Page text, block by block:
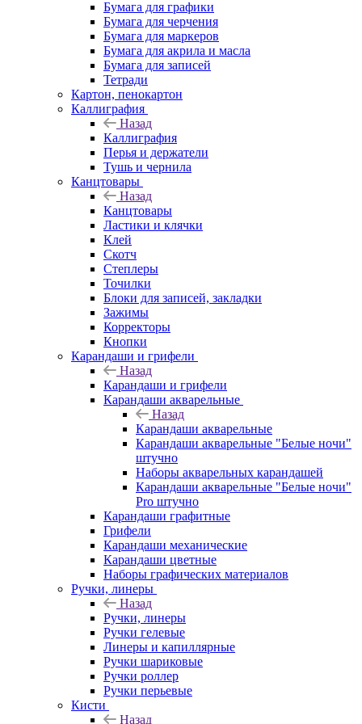
Бумага для графики
Бумага для черчения
Бумага для маркеров
Бумага для акрила и масла
Бумага для записей
Тетради
Картон, пенокартон
Каллиграфия
Назад
Каллиграфия
Перья и держатели
Тушь и чернила
Канцтовары
Назад
Канцтовары
Ластики и клячки
Клей
Скотч
Степлеры
Точилки
Блоки для записей, закладки
Зажимы
Корректоры
Кнопки
Карандаши и грифели
Назад
Карандаши и грифели
Карандаши акварельные
Назад
Карандаши акварельные
Карандаши акварельные "Белые ночи"
штучно
Наборы акварельных карандашей
Карандаши акварельные "Белые ночи"
Pro штучно
Карандаши графитные
Грифели
Карандаши механические
Карандаши цветные
Наборы графических материалов
Ручки, линеры
Назад
Ручки, линеры
Ручки гелевые
Линеры и капиллярные
Ручки шариковые
Ручки роллер
Ручки перьевые
Кисти
Назад